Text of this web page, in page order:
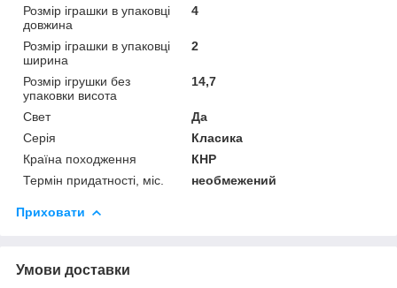
Розмір іграшки в упаковці
довжина
4
Розмір іграшки в упаковці
ширина
2
Розмір ігрушки без
упаковки висота
14,7
Свет
Да
Серія
Класика
Країна походження
КНР
Термін придатності, міс.
необмежений
Приховати
Умови доставки